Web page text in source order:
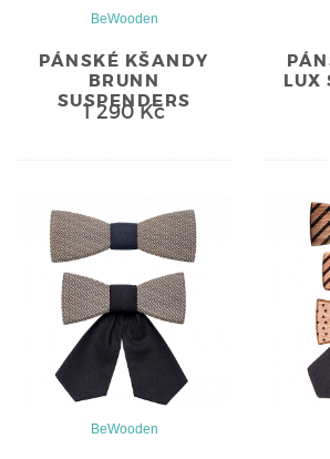
BeWooden
PÁNSKÉ KŠANDY
BRUNN
SUSPENDERS
1 290 Kč
LUX
BeWooden